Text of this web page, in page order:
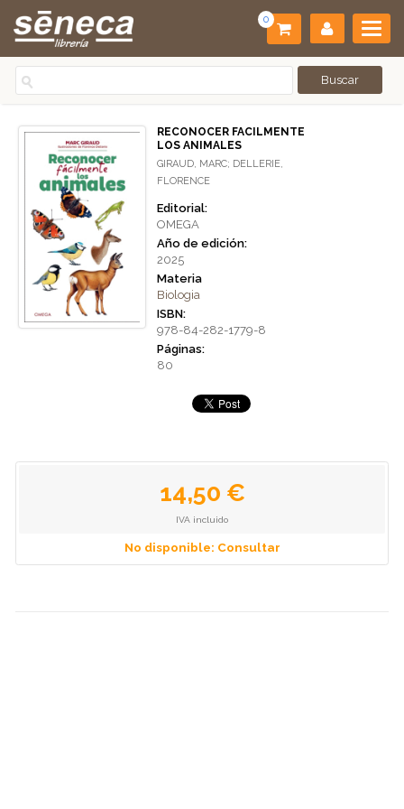
0
RECONOCER FACILMENTE
LOS ANIMALES
GIRAUD, MARC; DELLERIE,
FLORENCE
Editorial:
OMEGA
Año de edición:
2025
Materia
Biologia
ISBN:
978-84-282-1779-8
Páginas:
80
14,50 €
IVA incluido
No disponible: Consultar